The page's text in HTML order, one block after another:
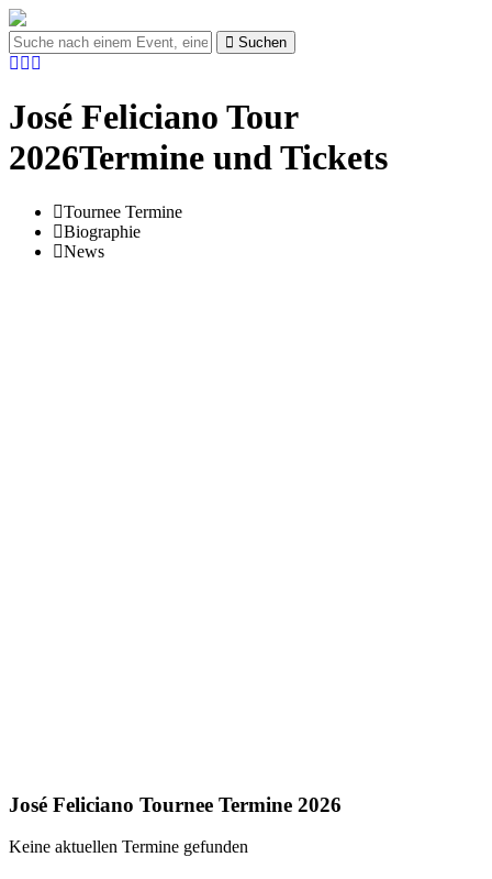
Suchen
José Feliciano Tour
2026Termine und Tickets
Tournee Termine
Biographie
News
José Feliciano Tournee Termine 2026
Keine aktuellen Termine gefunden